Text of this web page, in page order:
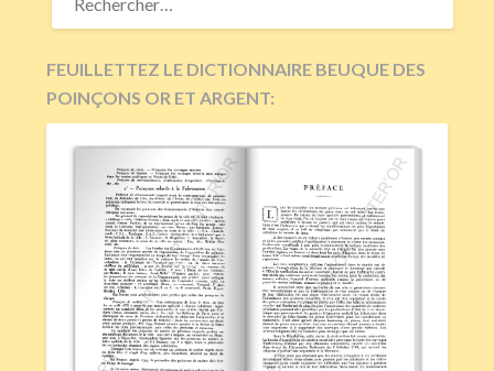
FEUILLETTEZ LE DICTIONNAIRE BEUQUE DES
POINÇONS OR ET ARGENT: